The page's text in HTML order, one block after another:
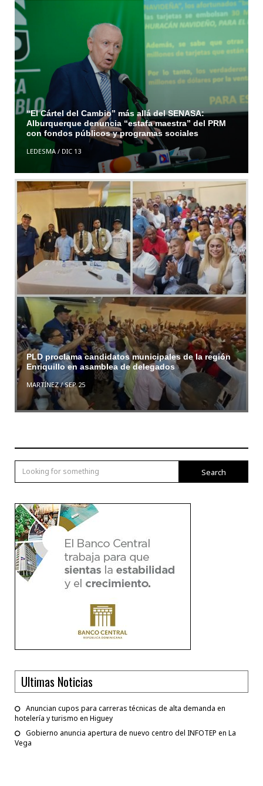
“El Cártel del Cambio” más allá del SENASA:
Alburquerque denuncia “estafa maestra” del PRM
con fondos públicos y programas sociales
LEDESMA/ DIC 13
PLD proclama candidatos municipales de la región
Enriquillo en asamblea de delegados
MARTÍNEZ/SEP 25
Search
Ultimas Noticias
Anuncian cupos para carreras técnicas de alta demanda en
hotelería y turismo en Higuey
Gobierno anuncia apertura de nuevo centro del INFOTEP en La
Vega